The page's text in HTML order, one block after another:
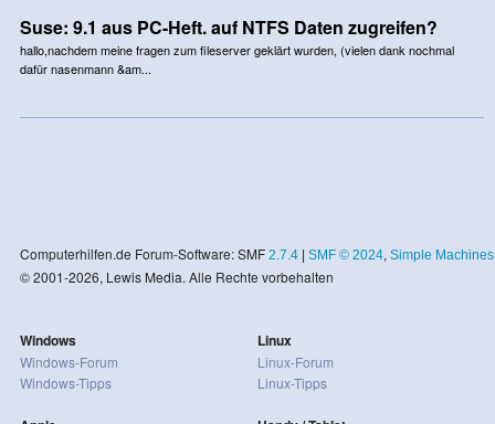
Suse: 9.1 aus PC-Heft. auf NTFS Daten zugreifen?
hallo,nachdem meine fragen zum fileserver geklärt wurden, (vielen dank nochmal
dafür nasenmann &am...
Computerhilfen.de Forum-Software: SMF 2.7.4| SMF © 2024, Simple Machines
© 2001-2026, Lewis Media. Alle Rechte vorbehalten
Windows
Windows-Forum
Windows-Tipps
Linux
Linux-Forum
Linux-Tipps